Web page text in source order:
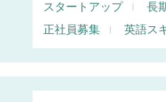
スタートアップ
長
正社員募集
英語ス